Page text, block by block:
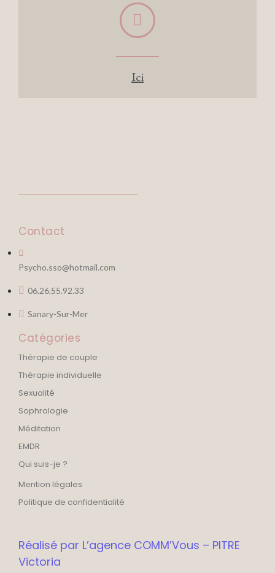
Ici
Contact
Psycho.sso@hotmail.com
06.26.55.92.33
Sanary-Sur-Mer
Catégories
Thérapie de couple
Thérapie individuelle
Sexualité
Sophrologie
Méditation
EMDR
Qui suis-je ?
Mention légales
Politique de confidentialité
Réalisé par L’agence COMM’Vous – PITRE
Victoria